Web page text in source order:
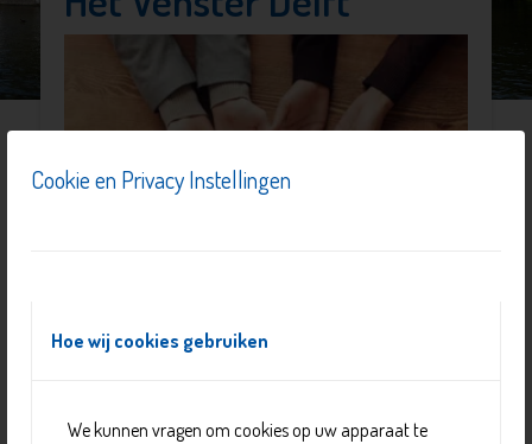
Cookie en Privacy Instellingen
Hoe wij cookies gebruiken
We kunnen vragen om cookies op uw apparaat te
Mensen die te maken krijgen met een chronisch zieke of